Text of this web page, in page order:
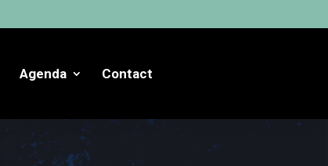
Agenda Contact